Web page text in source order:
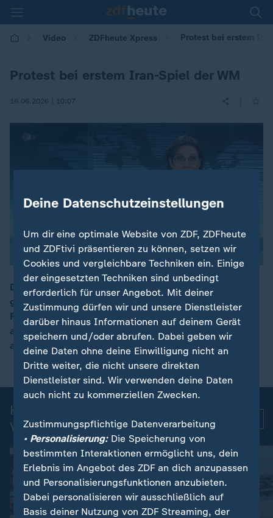
Video ZDFheute Xpress Protest bei erstem
Protest bei erstem Iran-Spiel der WM
16.06.2026 | 10:07
00:15
Das WM-Spiel zwischen Iran und Neuseeland sorgt für
gemischte Reaktionen auf den Tribünen:
Regimekritische Exil-Iraner protestieren, während
andere ihr Team trotz der politischen Spannungen
anfeuern.
Kurznachrichten: Aktuelle
Videos
Deine Datenschutzeinstellungen
Um dir eine optimale Website von ZDF, ZDFheute
und ZDFtivi präsentieren zu können, setzen wir
Cookies und vergleichbare Techniken ein. Einige
der eingesetzten Techniken sind unbedingt
erforderlich für unser Angebot. Mit deiner
Zustimmung dürfen wir und unsere Dienstleister
darüber hinaus Informationen auf deinem Gerät
speichern und/oder abrufen. Dabei geben wir
deine Daten ohne deine Einwilligung nicht an
Dritte weiter, die nicht unsere direkten
Dienstleister sind. Wir verwenden deine Daten
auch nicht zu kommerziellen Zwecken.
Zustimmungspflichtige Datenverarbeitung
• Personalisierung:Die Speicherung von
bestimmten Interaktionen ermöglicht uns, dein
Erlebnis im Angebot des ZDF an dich anzupassen
und Personalisierungsfunktionen anzubieten.
Dabei personalisieren wir ausschließlich auf
Basis deiner Nutzung von ZDF Streaming, der